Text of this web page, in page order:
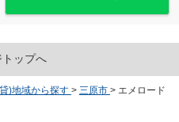
ップへ
)地域から探す > 三原市 > エメロード